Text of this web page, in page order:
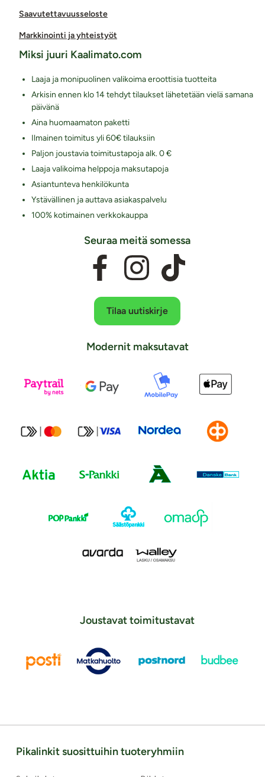
Saavutettavuusseloste
Markkinointi ja yhteistyöt
Miksi juuri Kaalimato.com
Laaja ja monipuolinen valikoima eroottisia tuotteita
Arkisin ennen klo 14 tehdyt tilaukset lähetetään vielä samana
päivänä
Aina huomaamaton paketti
Ilmainen toimitus yli 60€ tilauksiin
Paljon joustavia toimitustapoja alk. 0 €
Laaja valikoima helppoja maksutapoja
Asiantunteva henkilökunta
Ystävällinen ja auttava asiakaspalvelu
100% kotimainen verkkokauppa
Seuraa meitä somessa
Tilaa uutiskirje
Modernit maksutavat
Joustavat toimitustavat
Pikalinkit suosittuihin tuoteryhmiin